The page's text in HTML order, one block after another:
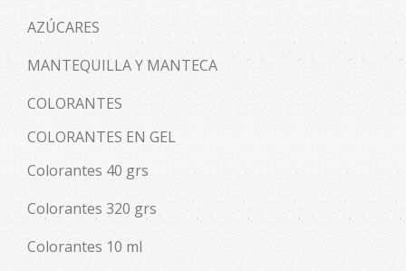
AZÚCARES
MANTEQUILLA Y MANTECA
COLORANTES
COLORANTES EN GEL
Colorantes 40 grs
Colorantes 320 grs
Colorantes 10 ml